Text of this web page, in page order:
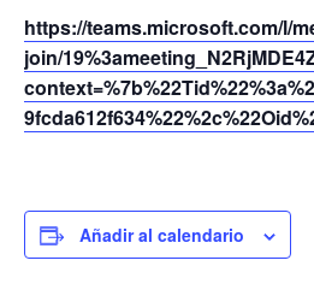
https://teams.microsoft.com/l/
join/
Añadir al calendario